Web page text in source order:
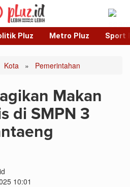
Pluz Metro Pluz Sport
Kota » Pemerintahan
Makan
di SMPN 3
10:01